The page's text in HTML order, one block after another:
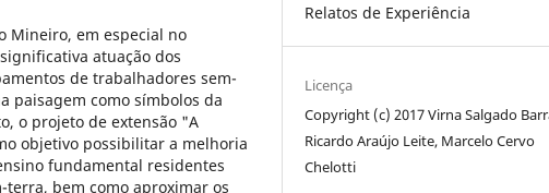
Mineiro, em especial no
atuação dos
de trabalhadores sem-
paisagem como símbolos da
o projeto de extensão "A
objetivo possibilitar a melhoria
fundamental residentes
bem como aproximar os
Relatos de Experiência
Licença
Copyright (c) 2017 Virna Salgado
Ricardo Araújo Leite, Marcelo Cervo
Chelotti